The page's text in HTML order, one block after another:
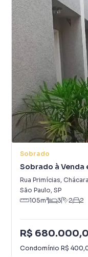
Sobrado
Sobrado à Venda
Rua Primícias,
São Paulo, SP
105m² 3 2 2
R$
Condomínio R$